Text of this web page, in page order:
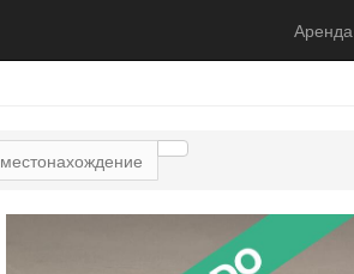
Аренда
местонахождение